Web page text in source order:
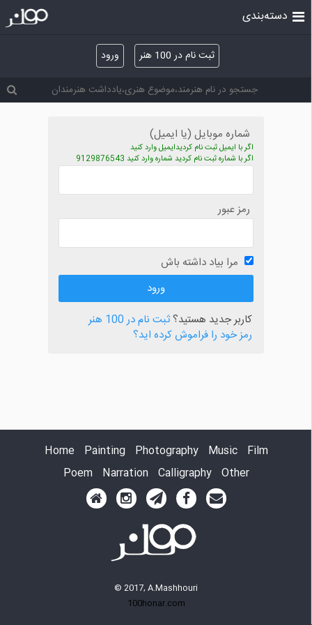
ثبت نام در 100 هنر ورود
دسته‌بندی
شماره موبایل (یا ایمیل)
اگر با ایمیل ثبت نام کردیدایمیل وارد کنید
اگر با شماره ثبت نام کردید شماره وارد کنید 9129876543
رمز عبور
مرا بیاد داشته باش
کاربر جدید هستید؟ثبت نام در 100 هنر
رمز خود را فراموش کرده اید؟
Home Painting Photography Music
Film
Poem
Narration Calligraphy Other
© 2017, A.Mashhouri
100honar.com